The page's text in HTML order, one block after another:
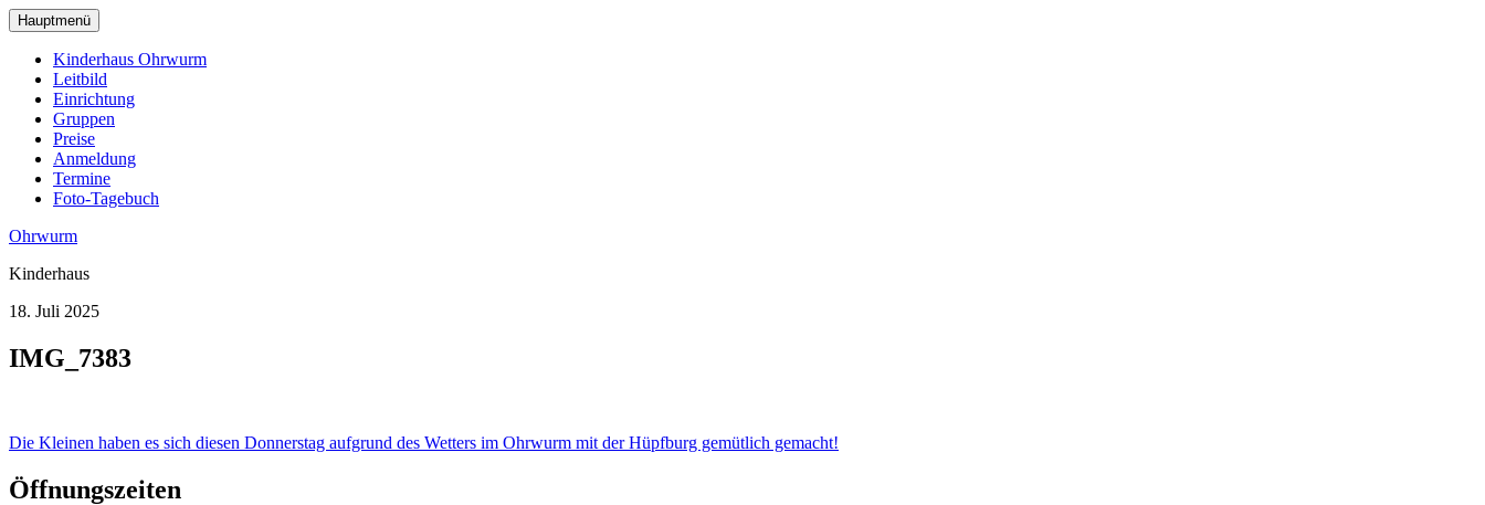
zum
Hauptinhalt
wechseln
Hauptmenü
Kinderhaus Ohrwurm
Leitbild
Einrichtung
Gruppen
Preise
Anmeldung
Termine
Foto-Tagebuch
Ohrwurm
Kinderhaus
18. Juli 2025
IMG_7383
Beitragsnavigation
Die Kleinen haben es sich diesen Donnerstag aufgrund des Wetters im Ohrwurm mit der Hüpfburg gemütlich gemacht!
Öffnungszeiten